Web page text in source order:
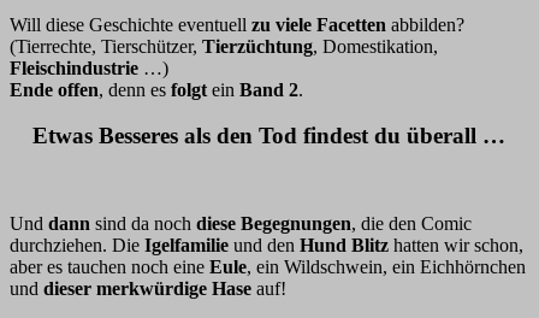
Will diese Geschichte eventuell zu viele Facetten abbilden?
(Tierrechte, Tierschützer, Tierzüchtung, Domestikation,
Fleischindustrie …)
Ende offen, denn es folgt ein Band 2.
Etwas Besseres als den Tod findest du überall …
Und dann sind da noch diese Begegnungen, die den Comic
durchziehen. Die Igelfamilie und den Hund Blitz hatten wir schon,
aber es tauchen noch eine Eule, ein Wildschwein, ein Eichhörnchen
und dieser merkwürdige Hase auf!